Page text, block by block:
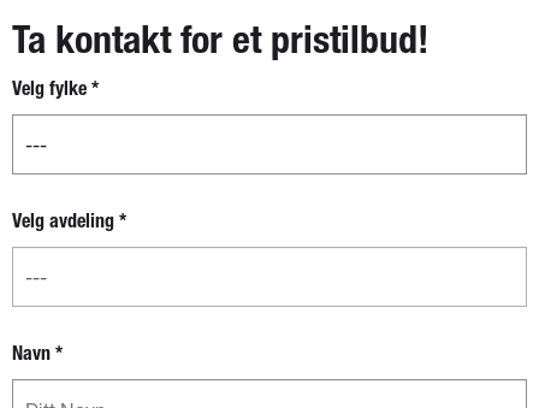
Ta kontakt for et pristilbud!
Nytt
skjema -
separat
boks for
avdeling
Velg fylke *
Velg avdeling *
Navn *